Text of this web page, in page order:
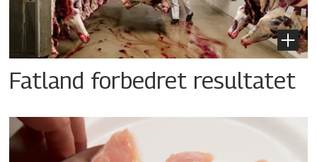
Fatland forbedret resultatet